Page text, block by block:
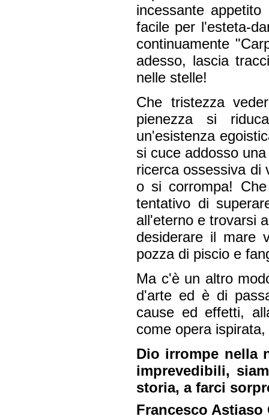
incessante
facile per l'esteta-
continuamente
adesso, lascia
nelle stelle!
Che tristezza
pienezza si
un'esistenza
si cuce addosso
ricerca ossessiva di
o si corrompa!
tentativo di
all'eterno e trovarsi
desiderare il mare
pozza di piscio e
Ma c'è un altro
d'arte ed è di
cause ed effetti,
come opera
Dio irrompe nella
imprevedibili,
storia, a farci
Francesco Astiaso